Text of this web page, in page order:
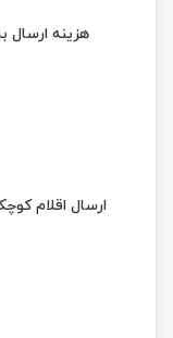
هزینه ارسال